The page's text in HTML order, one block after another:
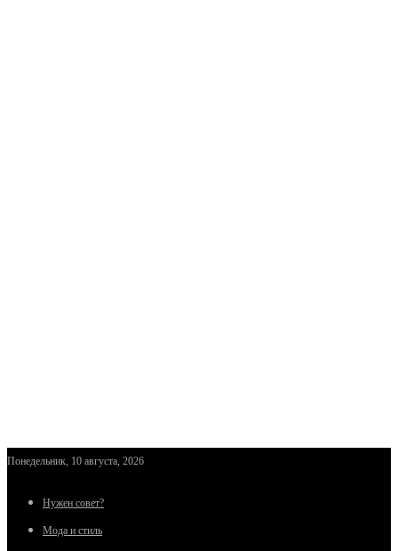
Понедельник, 10 августа, 2026
Нужен совет?
Мода и стиль